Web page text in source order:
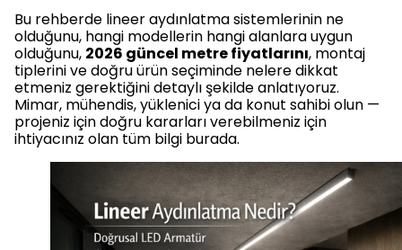
Bu rehberde lineer aydınlatma sistemlerinin ne
olduğunu, hangi modellerin hangi alanlara uygun
olduğunu, 2026 güncel metre fiyatlarını, montaj
tiplerini ve doğru ürün seçiminde nelere dikkat
etmeniz gerektiğini detaylı şekilde anlatıyoruz.
Mimar, mühendis, yüklenici ya da konut sahibi olun —
projeniz için doğru kararları verebilmeniz için
ihtiyacınız olan tüm bilgi burada.